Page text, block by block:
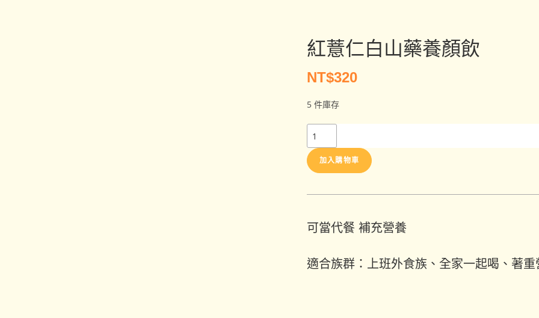
紅薏仁白山藥養顏飲
NT$320
5 件庫存
加入購物車
可當代餐 補充營養
適合族群：上班外食族、全家一起喝、著重